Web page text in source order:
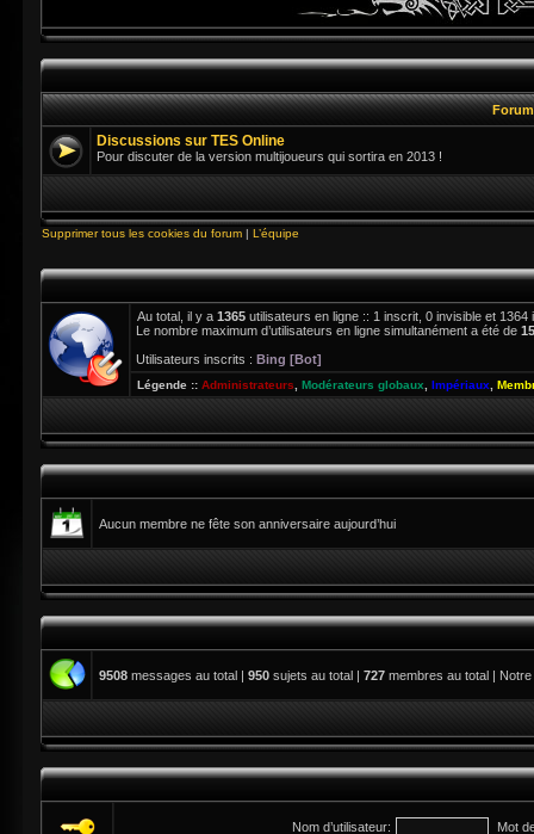
Discussions sur TES Online
Pour discuter de la version multijoueurs qui sortira en 2013 !
Supprimer tous les cookies du forum | L’équipe
Au total, il y a 1365 utilisateurs en ligne :: 1 inscrit, 0 invisible et
Le nombre maximum d’utilisateurs en ligne simultanément a été de
Utilisateurs inscrits : Bing [Bot]
Légende :: Administrateurs Modérateurs globaux Impériaux
Aucun membre ne fête son anniversaire aujourd’hui
9508 messages au total | 950 sujets au total | 727 membres au total |
Nom d’utilisateur: Mot